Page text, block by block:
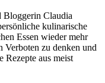
Claudia
kulinarische
Essen wieder mehr
Verboten zu denken und
Rezepte aus meist